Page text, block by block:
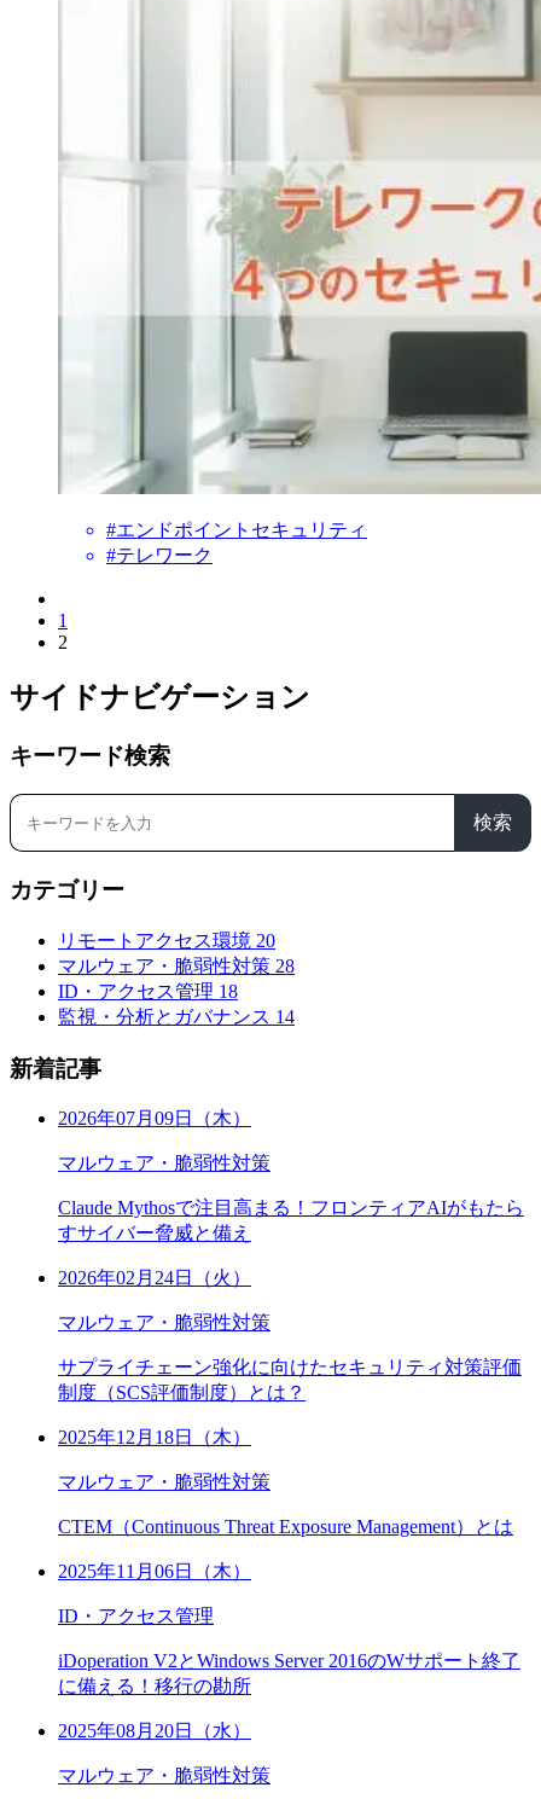
#エンドポイントセキュリティ
#テレワーク
1
2
サイドナビゲーション
キーワード検索
検索
カテゴリー
リモートアクセス環境 20
マルウェア・脆弱性対策 28
ID・アクセス管理 18
監視・分析とガバナンス 14
新着記事
2026年07月09日（木）
マルウェア・脆弱性対策
Claude Mythosで注目高まる！フロンティアAIがもたら
すサイバー脅威と備え
2026年02月24日（火）
マルウェア・脆弱性対策
サプライチェーン強化に向けたセキュリティ対策評価
制度（SCS評価制度）とは？
2025年12月18日（木）
マルウェア・脆弱性対策
CTEM（Continuous Threat Exposure Management）とは
2025年11月06日（木）
ID・アクセス管理
iDoperation V2とWindows Server 2016のWサポート終了
に備える！移行の勘所
2025年08月20日（水）
マルウェア・脆弱性対策